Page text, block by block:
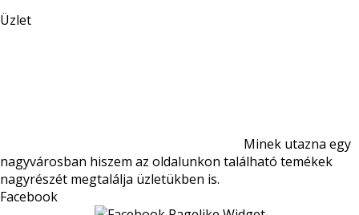
Üzlet
Minek utazna egy
nagyvárosban hiszem az oldalunkon található temékek
nagyrészét megtalálja üzletükben is.
Facebook